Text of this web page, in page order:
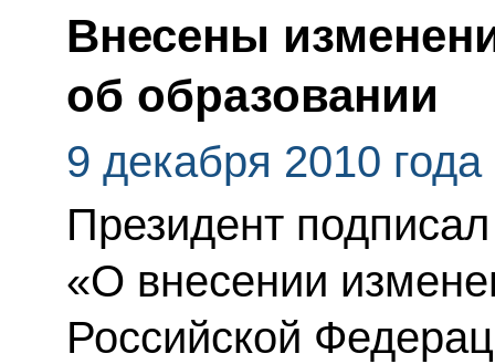
Внесены
об образовании
9 декабря 2010 года
Президент
«О внесении
Российской